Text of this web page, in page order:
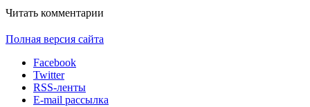
Читать комментарии
Полная версия сайта
Facebook
Twitter
RSS-ленты
E-mail рассылка